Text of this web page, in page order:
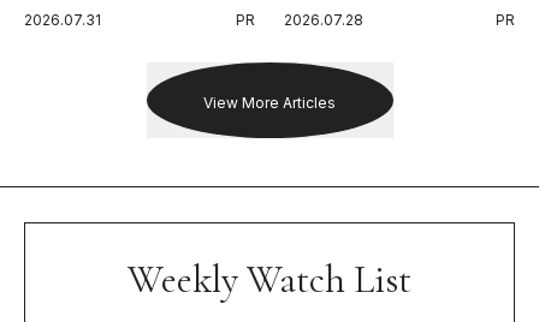
出した新機軸。
2026.07.31 PR
戦を夢見るランナーたちの奮闘
2026.07.28 PR
View More Articles
Weekly Watch List